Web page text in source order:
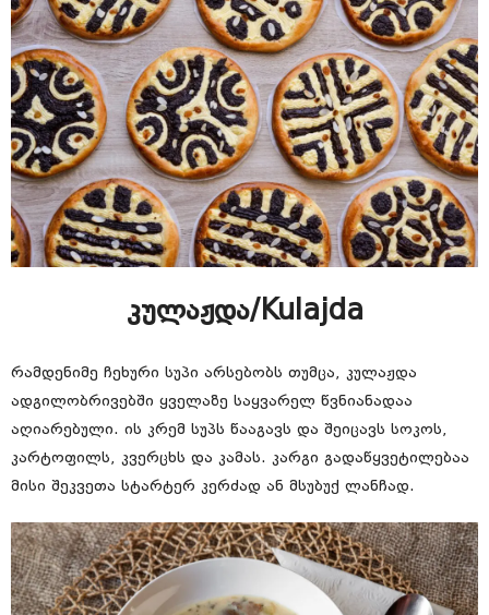
კულაჟდა/Kulajda
რამდენიმე ჩეხური სუპი არსებობს თუმცა, კულაჟდა
ადგილობრივებში ყველაზე საყვარელ წვნიანადაა
აღიარებული. ის კრემ სუპს წააგავს და შეიცავს სოკოს,
კარტოფილს, კვერცხს და კამას. კარგი გადაწყვეტილებაა
მისი შეკვეთა სტარტერ კერძად ან მსუბუქ ლანჩად.